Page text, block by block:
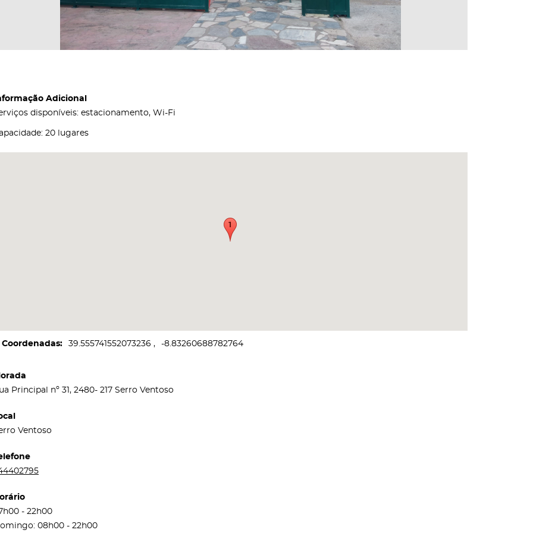
Adicional
disponíveis: estacionamento, Wi-Fi
20 lugares
Coordenadas 39.555741552073236 -8.83260688782764
Principal nº 31, 2480- 217 Serro Ventoso
Ventoso
- 22h00
08h00 - 22h00